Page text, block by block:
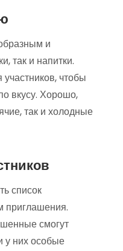
и
так и напитки.
чтобы
вкусу. Хорошо,
так и холодные
список
приглашения.
смогут
у них особые